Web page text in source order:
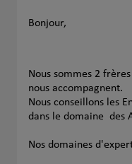
Bonjour,
Nous sommes 2
nous accompagnent.
Nous conseillons les
dans le domaine des
Nos domaines